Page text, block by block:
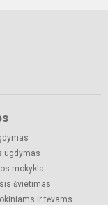
ugdymas
mokykla
švietimas
ir tėvams